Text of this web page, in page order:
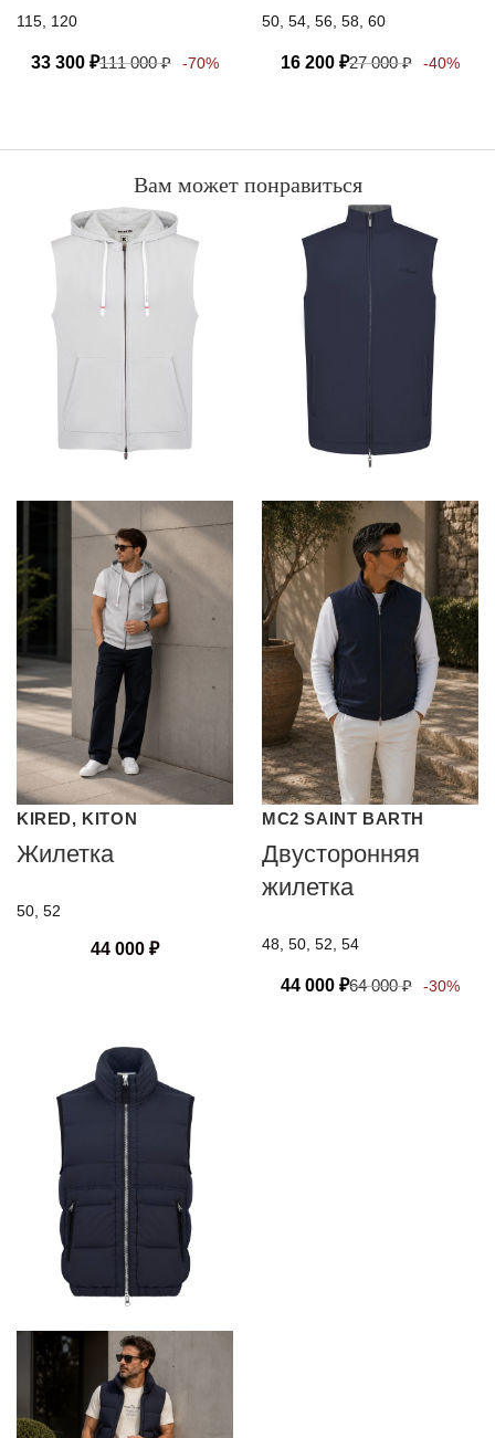
115, 120
33 300 ₽111 000₽ -70%
50, 54, 56, 58, 60
16 200 ₽27 000₽ -40%
Вам может понравиться
KIRED, KITON
Жилетка
50, 52
44 000 ₽
MC2 SAINT BARTH
Двусторонняя
жилетка
48, 50, 52, 54
44 000 ₽64 000₽ -30%